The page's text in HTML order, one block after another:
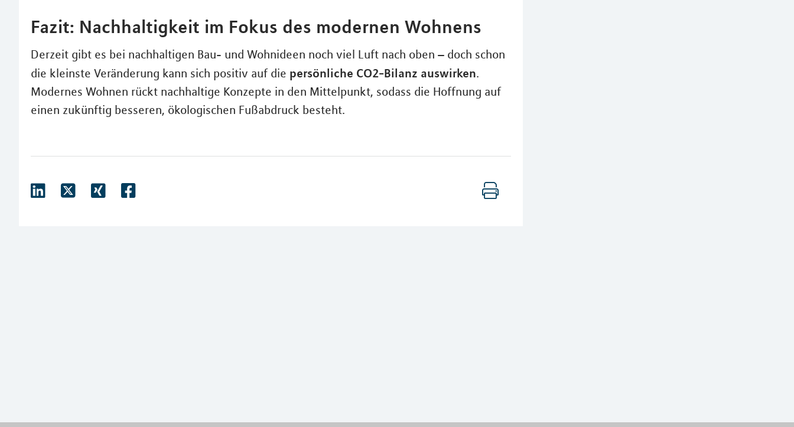
Fazit: Nachhaltigkeit im Fokus des modernen Wohnens
Derzeit gibt es bei nachhaltigen Bau- und Wohnideen noch viel Luft nach oben – doch schon
die kleinste Veränderung kann sich positiv auf die persönliche CO2-Bilanz auswirken.
Modernes Wohnen rückt nachhaltige Konzepte in den Mittelpunkt, sodass die Hoffnung auf
einen zukünftig besseren, ökologischen Fußabdruck besteht.